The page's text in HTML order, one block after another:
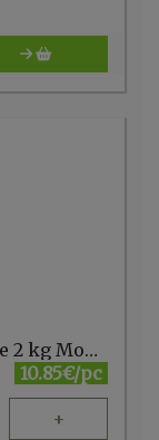
Farine d'épeautre semi-complète 2 kg Mouligrange
10.85€/pc
+